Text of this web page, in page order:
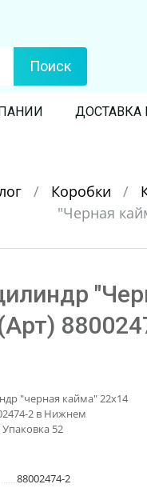
Поиск
ДОСТАВКА
/ Коробки /
"Черная
"черная кайма" 22x14
2 в Нижнем
52
88002474-2